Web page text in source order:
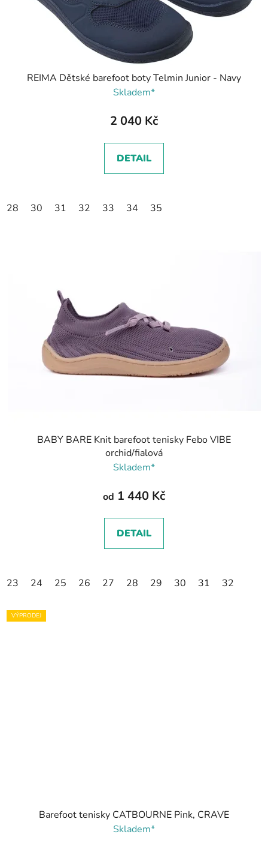
REIMA Dětské barefoot boty Telmin Junior - Navy
Skladem*
2 040 Kč
DETAIL
28 30 31 32 33 34 35
BABY BARE Knit barefoot tenisky Febo VIBE
orchid/fialová
Skladem*
od 1 440 Kč
DETAIL
23 24 25 26 27 28 29 30 31 32
VÝPRODEJ
Barefoot tenisky CATBOURNE Pink, CRAVE
Skladem*